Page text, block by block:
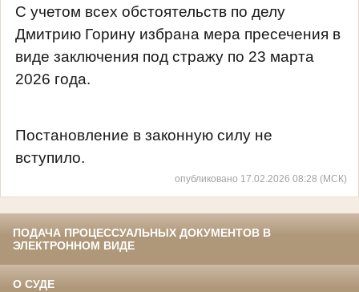
С учетом всех обстоятельств по делу
Дмитрию Горину избрана мера пресечения в
виде заключения под стражу по 23 марта
2026 года.
Постановление в законную силу не
вступило.
опубликовано 17.02.2026 08:28 (МСК)
ПОДАЧА ПРОЦЕССУАЛЬНЫХ ДОКУМЕНТОВ В
ЭЛЕКТРОННОМ ВИДЕ
О СУДЕ